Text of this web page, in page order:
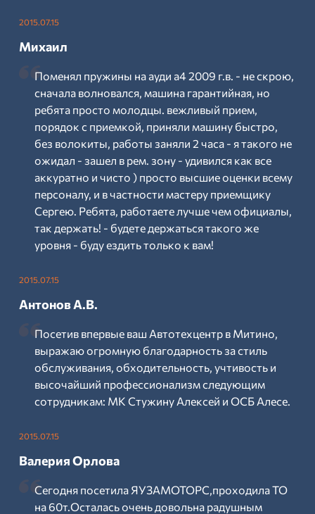
2015.07.15
Михаил
Поменял пружины на ауди а4 2009 г.в. - не скрою,
сначала волновался, машина гарантийная, но
ребята просто молодцы. вежливый прием,
порядок с приемкой, приняли машину быстро,
без волокиты, работы заняли 2 часа - я такого не
ожидал - зашел в рем. зону - удивился как все
аккуратно и чисто ) просто высшие оценки всему
персоналу, и в частности мастеру приемщику
Сергею. Ребята, работаете лучше чем официалы,
так держать! - будете держаться такого же
уровня - буду ездить только к вам!
2015.07.15
Антонов А.В.
Посетив впервые ваш Автотехцентр в Митино,
выражаю огромную благодарность за стиль
обслуживания, обходительность, учтивость и
высочайший профессионализм следующим
сотрудникам: МК Стужину Алексей и ОСБ Алесе.
2015.07.15
Валерия Орлова
Сегодня посетила ЯУЗАМОТОРС,проходила ТО
на 60т.Осталась очень довольна радушным